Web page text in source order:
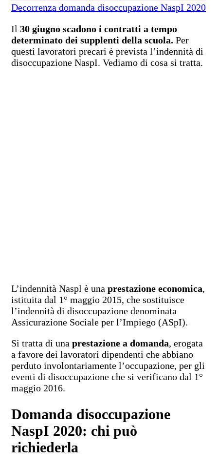
Decorrenza domanda disoccupazione NaspI 2020
Il 30 giugno scadono i contratti a tempo
determinato dei supplenti della scuola. Per
questi lavoratori precari è prevista l’indennità di
disoccupazione NaspI. Vediamo di cosa si tratta.
L’indennità Naspl è una prestazione economica,
istituita dal 1° maggio 2015, che sostituisce
l’indennità di disoccupazione denominata
Assicurazione Sociale per l’Impiego (ASpI).
Si tratta di una prestazione a domanda, erogata
a favore dei lavoratori dipendenti che abbiano
perduto involontariamente l’occupazione, per gli
eventi di disoccupazione che si verificano dal 1°
maggio 2016.
Domanda disoccupazione
NaspI 2020: chi può
richiederla